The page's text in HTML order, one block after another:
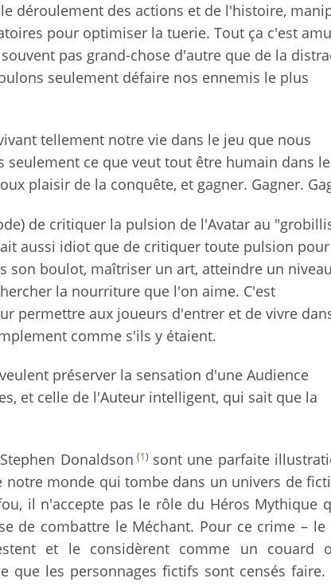
déroulement des actions et de l'histoire,
pour optimiser la tuerie. Tout ça c'est
pas grand-chose d'autre que de la
seulement défaire nos ennemis le plus
tellement notre vie dans le jeu que nous
ce que veut tout être humain dans le
plaisir de la conquête, et gagner. Gagner.
de critiquer la pulsion de l'Avatar au
aussi idiot que de critiquer toute pulsion
son boulot, maîtriser un art, atteindre un niveau
la nourriture que l'on aime. C'est
permettre aux joueurs d'entrer et de vivre
comme s'ils y étaient.
préserver la sensation d'une Audience
et celle de l'Auteur intelligent, qui sait que la
Donaldson (1) sont une parfaite
monde qui tombe dans un univers de
il n'accepte pas le rôle du Héros Mythique
de combattre le Méchant. Pour ce crime – le
et le considèrent comme un couard
que les personnages fictifs sont censés faire.